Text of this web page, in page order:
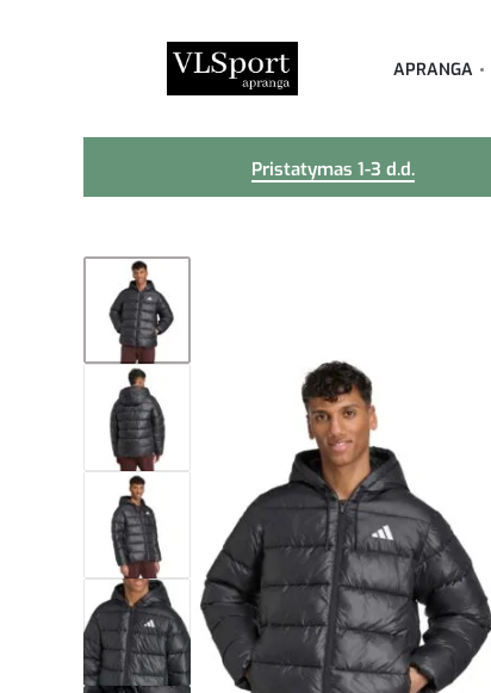
APRANGA
Pristatymas 1-3 d.d.